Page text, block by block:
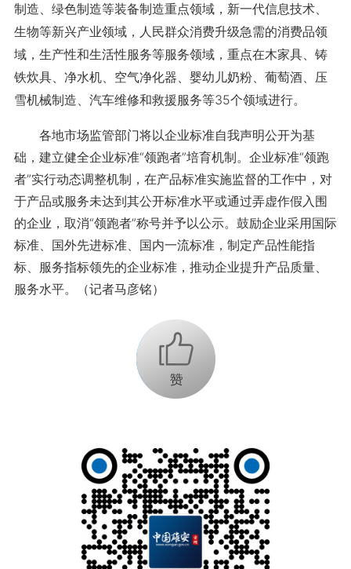
制造、绿色制造等装备制造重点领域，新一代信息技术、
生物等新兴产业领域，人民群众消费升级急需的消费品领
域，生产性和生活性服务等服务领域，重点在木家具、铸
铁炊具、净水机、空气净化器、婴幼儿奶粉、葡萄酒、压
雪机械制造、汽车维修和救援服务等35个领域进行。
各地市场监管部门将以企业标准自我声明公开为基
础，建立健全企业标准“领跑者”培育机制。企业标准“领跑
者”实行动态调整机制，在产品标准实施监督的工作中，对
于产品或服务未达到其公开标准水平或通过弄虚作假入围
的企业，取消“领跑者”称号并予以公示。鼓励企业采用国际
标准、国外先进标准、国内一流标准，制定产品性能指
标、服务指标领先的企业标准，推动企业提升产品质量、
服务水平。（记者马彦铭）
+1